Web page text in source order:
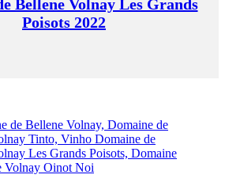
Bellene Volnay Les Grands
Poisots 2022